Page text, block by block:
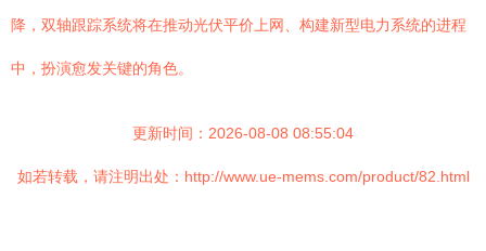
降，双轴跟踪系统将在推动光伏平价上网、构建新型电力系统的进程
中，扮演愈发关键的角色。
更新时间：2026-08-08 08:55:04
如若转载，请注明出处：http://www.ue-mems.com/product/82.html